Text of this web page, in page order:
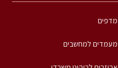
מדפים
מעמדים למחשבים